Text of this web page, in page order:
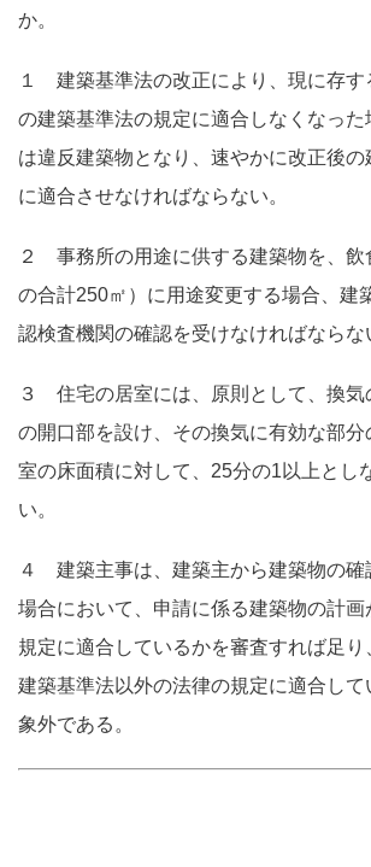
か。
１ 建築基準法の改正により、現に存す
の建築基準法の規定に適合しなくなった
は違反建築物となり、速やかに改正後
に適合させなければならない。
２ 事務所の用途に供する建築物を、飲
の合計250㎡）に用途変更する場合、建
認検査機関の確認を受けなければならな
３ 住宅の居室には、原則として、換気
の開口部を設け、その換気に有効な部
室の床面積に対して、25分の1以上とし
い。
４ 建築主事は、建築主から建築物の確
場合において、申請に係る建築物の計
規定に適合しているかを審査すれば足
建築基準法以外の法律の規定に適合し
象外である。